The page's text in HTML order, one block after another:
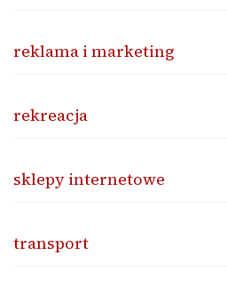
reklama i marketing
rekreacja
sklepy internetowe
transport